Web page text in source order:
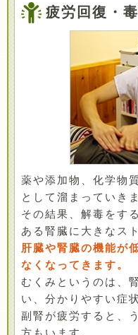
疲労回復・
薬や添加物、化学物
として溜まっていき
その結果、解毒をす
ある腎臓に大きなス
肝臓や腎臓の機能が
なくなってきます。
むくみというのは、
い、分かりやすい症
副腎が疲労すると、